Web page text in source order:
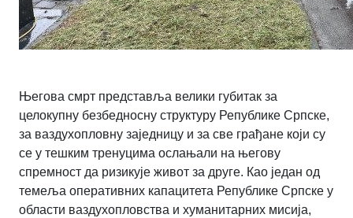
Његова смрт представља велики губитак за
целокупну безбедносну структуру Републике Српске,
за ваздухопловну заједницу и за све грађане који су
се у тешким тренуцима ослањали на његову
спремност да ризикује живот за друге. Као један од
темеља оперативних капацитета Републике Српске у
области ваздухопловства и хуманитарних мисија,